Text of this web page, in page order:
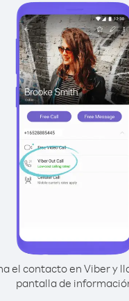
el contacto en Viber y
pantalla de